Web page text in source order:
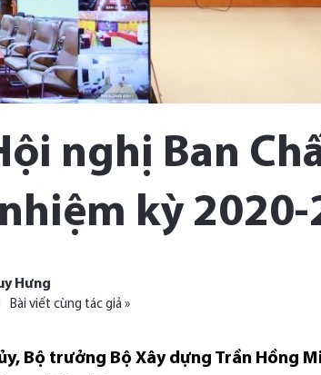
nghị Ban
kỳ 2020-
Hưng
Bài viết cùng tác giả »
Bộ trưởng Bộ Xây dựng Trần Hồng